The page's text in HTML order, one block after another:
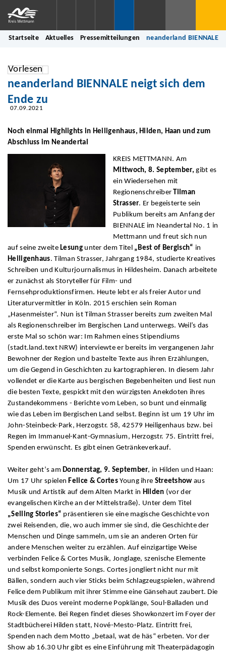
Startseite Aktuelles Pressemitteilungen neanderland BIENNALE
Vorlesen
neanderland BIENNALE neigt sich dem
Ende zu
07.09.2021
Noch einmal Highlights in Heiligenhaus, Hilden, Haan und zum
Abschluss im Neandertal
KREIS METTMANN. Am
Mittwoch, 8. September, gibt es
ein Wiedersehen mit
Regionenschreiber
Tilman
Strasser. Er begeisterte sein
Publikum bereits am Anfang der
BIENNALE im Neandertal No. 1 in
Mettmann und freut sich nun
auf seine zweite Lesungunter dem Titel „Best of Bergisch“ in
Heiligenhaus. Tilman Strasser, Jahrgang 1984, studierte Kreatives
Schreiben und Kulturjournalismus in Hildesheim. Danach arbeitete
er zunächst als Storyteller für Film- und
Fernsehproduktionsfirmen. Heute lebt er als freier Autor und
Literaturvermittler in Köln. 2015 erschien sein Roman
„Hasenmeister“. Nun ist Tilman Strasser bereits zum zweiten Mal
als Regionenschreiber im Bergischen Land unterwegs. Weil’s das
erste Mal so schön war: Im Rahmen eines Stipendiums
(stadt.land.text NRW) interviewte er bereits im vergangenen Jahr
Bewohner der Region und bastelte Texte aus ihren Erzählungen,
um die Gegend in Geschichten zu kartographieren. In diesem Jahr
vollendet er die Karte aus bergischen Begebenheiten und liest nun
die besten Texte, gespickt mit den würzigsten Anekdoten ihres
Zustandekommens - Berichte vom Leben, so bunt und einmalig
wie das Leben im Bergischen Land selbst. Beginn ist um 19 Uhr im
John-Steinbeck-Park, Herzogstr. 58, 42579 Heiligenhaus bzw. bei
Regen im Immanuel-Kant-Gymnasium, Herzogstr. 75. Eintritt frei,
Spenden erwünscht. Es gibt einen Getränkeverkauf.
Weiter geht’s am Donnerstag, 9. September, in Hilden und Haan:
Um 17 Uhr spielen Felice & Cortes Young ihre Streetshow aus
Musik und Artistik auf dem Alten Markt in Hilden (vor der
evangelischen Kirche an der Mittelstraße). Unter dem Titel
„Selling Stories“ präsentieren sie eine magische Geschichte von
zwei Reisenden, die, wo auch immer sie sind, die Geschichte der
Menschen und Dinge sammeln, um sie an anderen Orten für
andere Menschen weiter zu erzählen. Auf einzigartige Weise
verbinden Felice & Cortes Musik, Jonglage, szenische Elemente
und selbst komponierte Songs. Cortes jongliert nicht nur mit
Bällen, sondern auch vier Sticks beim Schlagzeugspielen, während
Felice dem Publikum mit ihrer Stimme eine Gänsehaut zaubert. Die
Musik des Duos vereint moderne Popklänge, Soul-Balladen und
Rock-Elemente. Bei Regen findet dieses Showkonzert im Foyer der
Stadtbücherei Hilden statt, Nové-Mesto-Platz. Eintritt frei,
Spenden nach dem Motto „betaal, wat de häs“ erbeten. Vor der
Show ab 16.30 Uhr gibt es eine Einführung mit Theaterpädagogin